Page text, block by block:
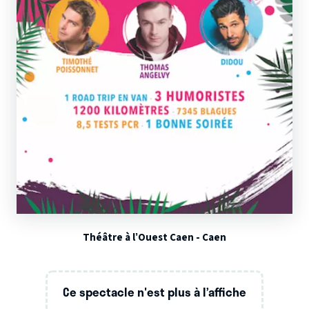
Théâtre à l’Ouest Caen - Caen
Ce spectacle n'est plus à l’affiche